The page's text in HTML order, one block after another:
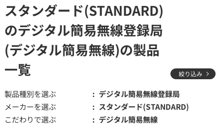
スタンダード(STANDARD)
のデジタル簡易無線登録局
(デジタル簡易無線)の製品
一覧
絞り込み
製品種別を選ぶ
デジタル簡易無線登録局
メーカーを選ぶ
スタンダード(STANDARD)
こだわりで選ぶ
デジタル簡易無線